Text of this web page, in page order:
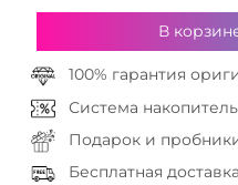
В
100% гарантия
Система
Подарок и
Бесплатная